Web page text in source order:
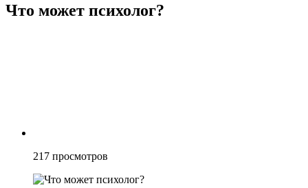
Что может психолог?
217 просмотров